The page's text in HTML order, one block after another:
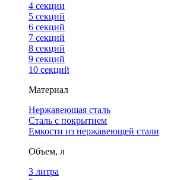
4 cекции
5 секций
6 секций
7 секций
8 секций
9 секций
10 секций
Материал
Нержавеющая сталь
Сталь с покрытием
Емкости из нержавеющей стали
Объем, л
3 литра